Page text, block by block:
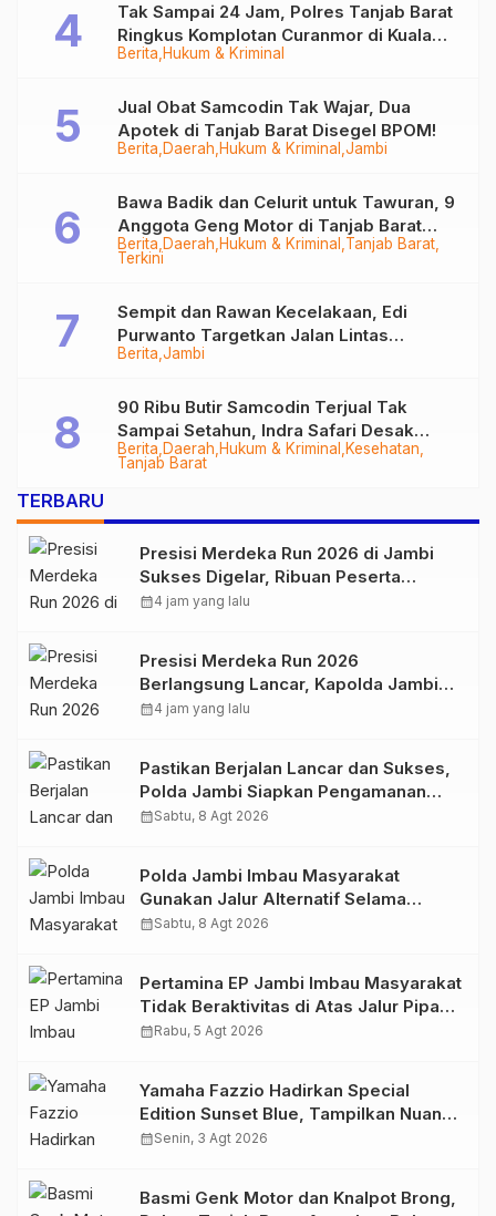
Berita Hukum & Kriminal
Tak Sampai 24 Jam, Polres Tanjab Barat
Ringkus Komplotan Curanmor di Kuala
Tungkal
Berita Daerah Hukum & Kriminal Jambi
Jual Obat Samcodin Tak Wajar, Dua
Apotek di Tanjab Barat Disegel BPOM!
Berita Daerah Hukum & Kriminal Tanjab Barat
Terkini
Bawa Badik dan Celurit untuk Tawuran, 9
Anggota Geng Motor di Tanjab Barat
Diringkus
Berita Jambi
Sempit dan Rawan Kecelakaan, Edi
Purwanto Targetkan Jalan Lintas
Tungkal-Jambi Mulus di 2028
Berita Daerah Hukum & Kriminal
Kesehatan
Tanjab Barat
90 Ribu Butir Samcodin Terjual Tak
Sampai Setahun, Indra Safari Desak
Audit Menyeluruh
TERBARU
Presisi Merdeka Run 2026 di Jambi
Sukses Digelar, Ribuan Peserta
Ramaikan Event Nasional
calendar_month4 jam yang lalu
Presisi Merdeka Run 2026
Berlangsung Lancar, Kapolda Jambi
Ucapkan Terimakasih dan Apresiasi
calendar_month4 jam yang lalu
Pastikan Berjalan Lancar dan Sukses,
Polda Jambi Siapkan Pengamanan
Berlapis untuk 8.750 Pelari, 1.848
calendar_monthSabtu, 8 Agt 2026
Polda Jambi Imbau Masyarakat
Gunakan Jalur Alternatif Selama
Pelaksanaan Presisi Merdeka Run
calendar_monthSabtu, 8 Agt 2026
Pertamina EP Jambi Imbau Masyarakat
Tidak Beraktivitas di Atas Jalur Pipa
Migas Demi Keselamatan Bersama
calendar_monthRabu, 5 Agt 2026
Yamaha Fazzio Hadirkan Special
Edition Sunset Blue, Tampilkan Nuansa
Retro Summer yang Semakin Skena
calendar_monthSenin, 3 Agt 2026
Basmi Genk Motor dan Knalpot Brong,